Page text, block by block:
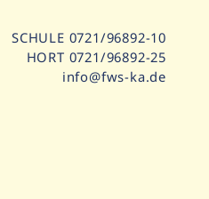
SCHULE 0721/96892-10
HORT 0721/96892-25
info@fws-ka.de